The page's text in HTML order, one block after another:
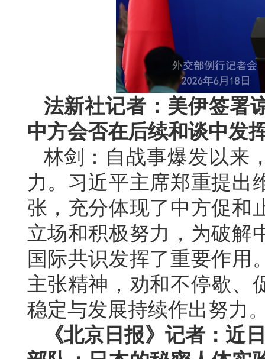
法新社记者：美伊签署
中方会否在后续和谈中发
林剑：自战事爆发以来
力。习近平主席郑重提出
张，充分体现了中方促和
立场和积极努力，为破解
国际共识发挥了重要作用
主张精神，劝和不停歇、
稳定与发展持续作出努力
《北京日报》记者：近